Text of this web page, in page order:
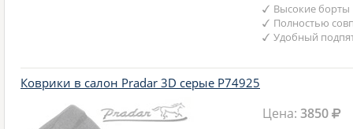
Высокие борты
Полностью
Удобный
Коврики в салон Pradar 3D серые P74925
Цена:3850